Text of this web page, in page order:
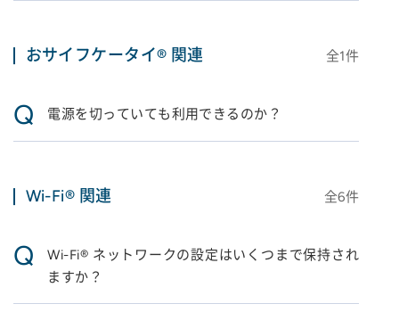
おサイフケータイ® 関連 全1件
Q 電源を切っていても利用できるのか？
Wi-Fi® 関連 全6件
Q
Wi-Fi® ネットワークの設定はいくつまで保持され
ますか？